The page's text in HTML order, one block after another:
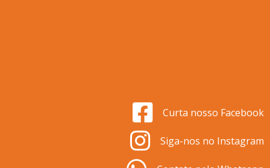
Curta nosso Facebook
Siga-nos no Instagram